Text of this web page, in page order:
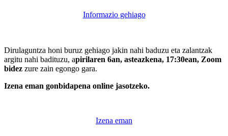
Informazio gehiago
Dirulaguntza honi buruz gehiago jakin nahi baduzu eta zalantzak
argitu nahi badituzu, apirilaren 6an, asteazkena, 17:30ean, Zoom
bidez zure zain egongo gara.
Izena eman gonbidapena online jasotzeko.
Izena eman